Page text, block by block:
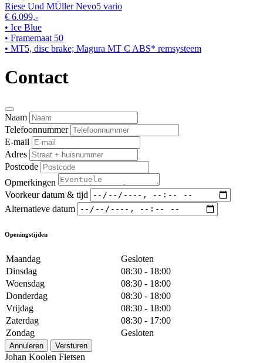
Riese Und MÜller Nevo5 vario
€ 6.099,-
• Ice Blue
• Framemaat 50
• MT5, disc brake; Magura MT C ABS* remsysteem
Contact
Naam
Telefoonnummer
E-mail
Adres
Postcode
Opmerkingen
Voorkeur datum & tijd
Alternatieve datum
Openingstijden
Maandag
Gesloten
Dinsdag
08:30 - 18:00
Woensdag
08:30 - 18:00
Donderdag
08:30 - 18:00
Vrijdag
08:30 - 18:00
Zaterdag
08:30 - 17:00
Zondag
Gesloten
Annuleren Versturen
Johan Koolen Fietsen